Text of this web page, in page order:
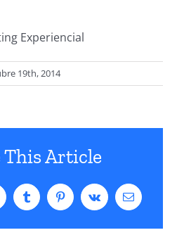
Experiencial
19th, 2014
This Article
TumblrPinterestVk
Correo
electrónico